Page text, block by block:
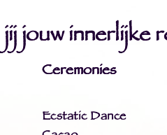
jouw innerlijke
Ceremonies
Ecstatic Dance